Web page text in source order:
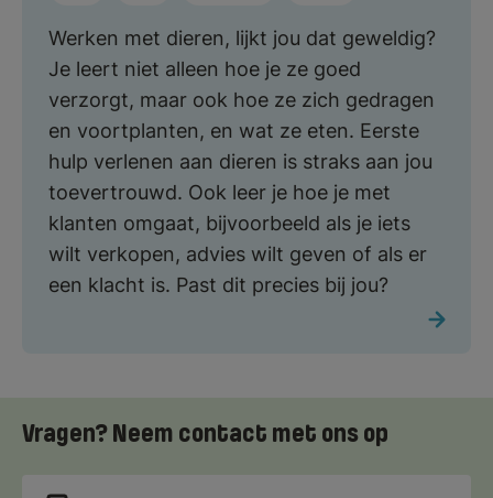
Werken met dieren, lijkt jou dat geweldig?
Je leert niet alleen hoe je ze goed
verzorgt, maar ook hoe ze zich gedragen
en voortplanten, en wat ze eten. Eerste
hulp verlenen aan dieren is straks aan jou
toevertrouwd. Ook leer je hoe je met
klanten omgaat, bijvoorbeeld als je iets
wilt verkopen, advies wilt geven of als er
een klacht is. Past dit precies bij jou?
Vragen? Neem contact met ons op